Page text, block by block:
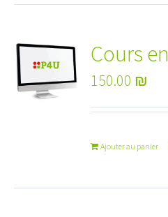
Cours
150.00 ₪
Ajouter au panier